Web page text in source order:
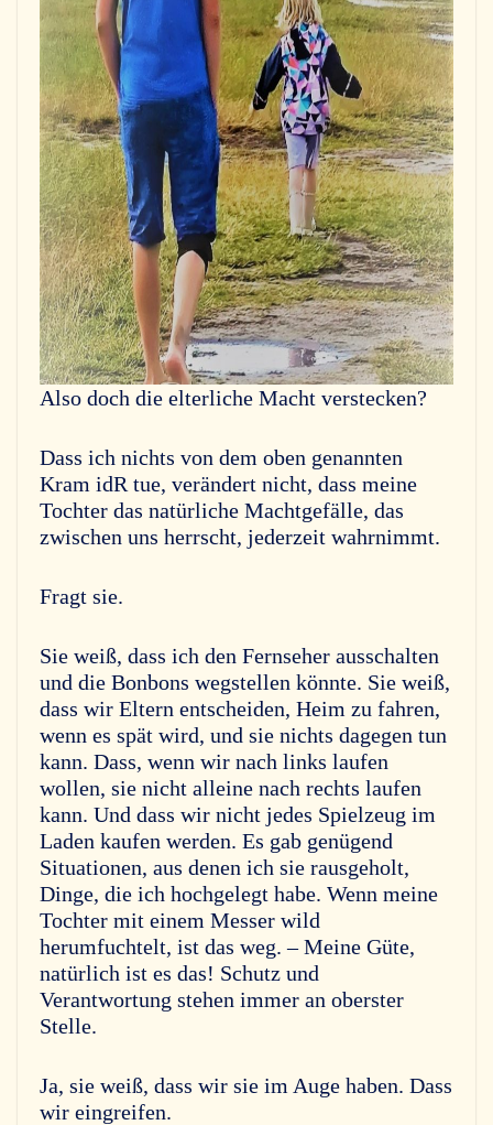
Also doch die elterliche Macht verstecken?
Dass ich nichts von dem oben genannten
Kram idR tue, verändert nicht, dass meine
Tochter das natürliche Machtgefälle, das
zwischen uns herrscht, jederzeit wahrnimmt.
Fragt sie.
Sie weiß, dass ich den Fernseher ausschalten
und die Bonbons wegstellen könnte. Sie weiß,
dass wir Eltern entscheiden, Heim zu fahren,
wenn es spät wird, und sie nichts dagegen tun
kann. Dass, wenn wir nach links laufen
wollen, sie nicht alleine nach rechts laufen
kann. Und dass wir nicht jedes Spielzeug im
Laden kaufen werden. Es gab genügend
Situationen, aus denen ich sie rausgeholt,
Dinge, die ich hochgelegt habe. Wenn meine
Tochter mit einem Messer wild
herumfuchtelt, ist das weg. – Meine Güte,
natürlich ist es das! Schutz und
Verantwortung stehen immer an oberster
Stelle.
Ja, sie weiß, dass wir sie im Auge haben. Dass
wir eingreifen.